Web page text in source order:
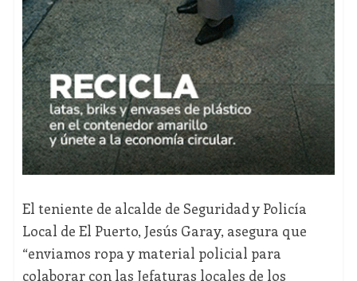
El teniente de alcalde de Seguridad y Policía
Local de El Puerto, Jesús Garay, asegura que
“enviamos ropa y material policial para
colaborar con las Jefaturas locales de los